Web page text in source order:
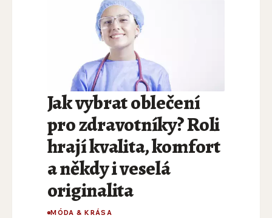
Jak vybrat oblečení
pro zdravotníky? Roli
hrají kvalita, komfort
a někdy i veselá
originalita
MÓDA & KRÁSA